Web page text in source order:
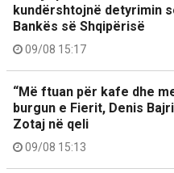
kundërshtojnë detyrimin
Bankës së Shqipërisë
09/08 15:17
“Më ftuan për kafe dhe
burgun e Fierit, Denis
Zotaj në qeli
09/08 15:13